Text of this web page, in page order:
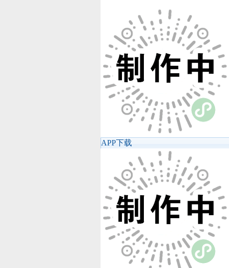
APP下载